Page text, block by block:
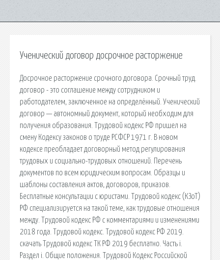
Ученический договор досрочное расторжение
Досрочное расторжение срочного договора. Срочный труд.
договор - это соглашение между сотрудником и
работодателем, заключенное на определённый. Ученический
договор — автономный документ, который необходим для
получения образования. Трудовой кодекс РФ пришел на
смену Кодексу законов о труде РСФСР 1971 г. В новом
кодексе преобладает договорный метод регулирования
трудовых и социально-трудовых отношений. Перечень
документов по всем юридическим вопросам. Образцы и
шаблоны составления актов, договоров, приказов.
Бесплатные консультации с юристами. Трудовой кодекс (КЗоТ)
РФ специализируется на такой теме, как трудовые отношения
между. Трудовой кодекс РФ с комментариями и изменениями
2018 года. Трудовой кодекс. Трудовой кодекс РФ 2019.
скачать Трудовой кодекс ТК РФ 2019 бесплатно. Часть i.
Раздел i. Общие положения. Трудовой Кодекс Российской